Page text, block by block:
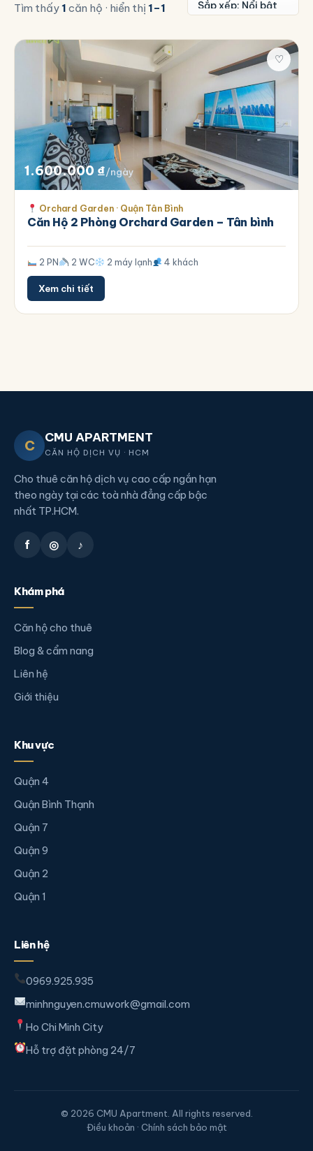
Tìm thấy1 căn hộ · hiển thị 1–1
♡
1.600.000 ₫/ngày
Orchard Garden · Quận Tân Bình
Căn Hộ 2 Phòng Orchard Garden – Tân bình
2 PN 2 WC 2 máy lạnh 4 khách
Xem chi tiết
C CMU APARTMENT
CĂN HỘ DỊCH VỤ · HCM
Cho thuê căn hộ dịch vụ cao cấp ngắn hạn
theo ngày tại các toà nhà đẳng cấp bậc
nhất TP.HCM.
f ◎ ♪
Khám phá
Căn hộ cho thuê
Blog & cẩm nang
Liên hệ
Giới thiệu
Khu vực
Quận 4
Quận Bình Thạnh
Quận 7
Quận 9
Quận 2
Quận 1
Liên hệ
0969.925.935
minhnguyen.cmuwork@gmail.com
Ho Chi Minh City
Hỗ trợ đặt phòng 24/7
© 2026 CMU Apartment. All rights reserved.
Điều khoản · Chính sách bảo mật